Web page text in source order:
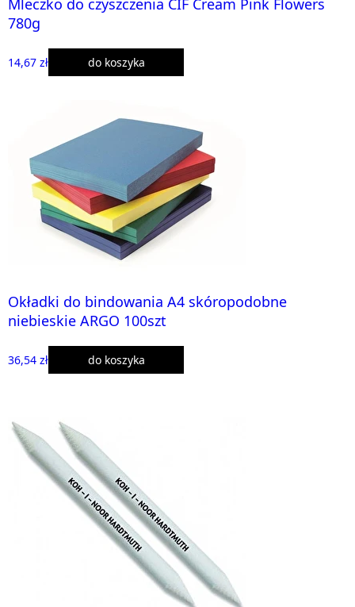
780g
14,67 zł do koszyka
Okładki do bindowania A4 skóropodobne
niebieskie ARGO 100szt
36,54 zł do koszyka